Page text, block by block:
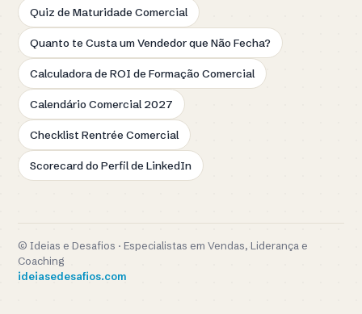
Quiz de Maturidade Comercial
Quanto te Custa um Vendedor que Não Fecha?
Calculadora de ROI de Formação Comercial
Calendário Comercial 2027
Checklist Rentrée Comercial
Scorecard do Perfil de LinkedIn
© Ideias e Desafios · Especialistas em Vendas, Liderança e
Coaching
ideiasedesafios.com